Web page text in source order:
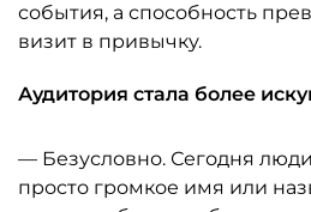
события, а способность
визит в привычку.
Аудитория стала более
— Безусловно. Сегодня
просто громкое имя или